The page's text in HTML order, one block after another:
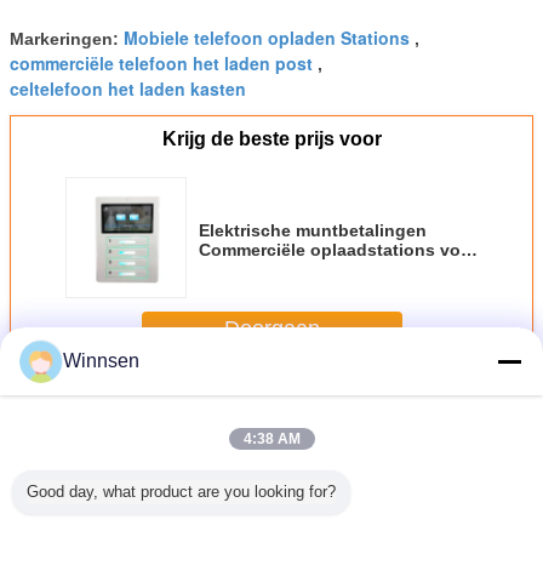
Markeringen: Mobiele telefoon opladen Stations ,
commerciële telefoon het laden post ,
celtelefoon het laden kasten
Krijg de beste prijs voor
Elektrische muntbetalingen
Commerciële oplaadstations voor
Doorgaan
MeerCeltelefoon het Laden Posten
Winnsen
4:38 AM
Good day, what product are you looking for?